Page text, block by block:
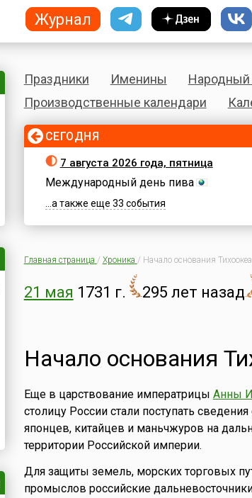
Праздники Именины Народный
Производственные календари
СЕГОДНЯ
7 августа 2026 года, пятница
Международный день пива
...а также еще 33 события
Главная страница / Хроника / Начало основания
21 мая 1731 г. 295 лет назад
Начало основания
Еще в царствование императрицы Анны
столицу России стали поступать
японцев, китайцев и маньчжуров на
территории Российской империи.
Для защиты земель, морских торговых
промыслов российские
Журнал